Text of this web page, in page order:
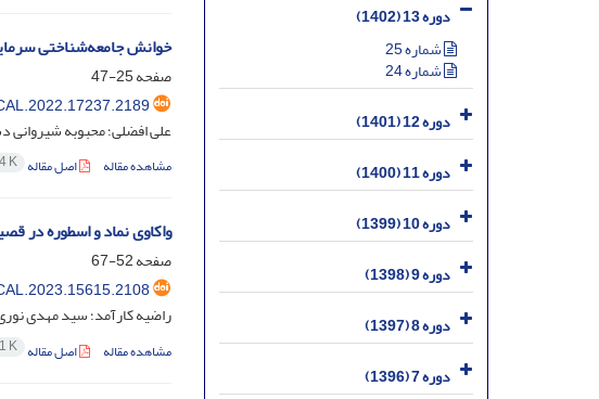
خوانش جامعه‌شناختی
صفحه25-47
علی افضلی؛ محبوبه
مشاهده مقاله اصل مقاله K
واکاوی نماد و اسطوره در
صفحه52-67
راضیه کارآمد؛ سید مهدی
مشاهده مقاله اصل مقاله K
دوره 13 (1402)
شماره 25
شماره 24
دوره 12 (1401)
دوره 11 (1400)
دوره 10 (1399)
دوره 9 (1398)
دوره 8 (1397)
دوره 7 (1396)